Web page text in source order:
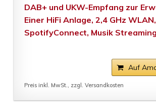
DAB+ und UKW-Empfang zur
Einer HiFi Anlage, 2,4 GHz
SpotifyConnect, Musik
Auf
Preis inkl. MwSt., zzgl. Versandkosten